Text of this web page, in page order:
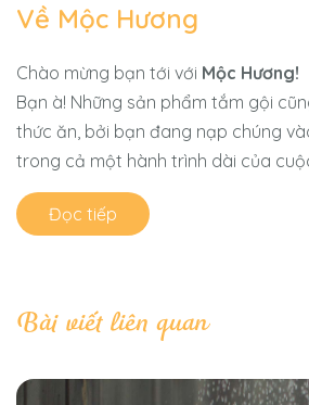
Về Mộc Hương
Chào mừng bạn tới với Mộc Hương!
Bạn à! Những sản phẩm tắm gội
thức ăn, bởi bạn đang nạp chúng
trong cả một hành trình dài của
Đọc tiếp
Bài viết liên quan